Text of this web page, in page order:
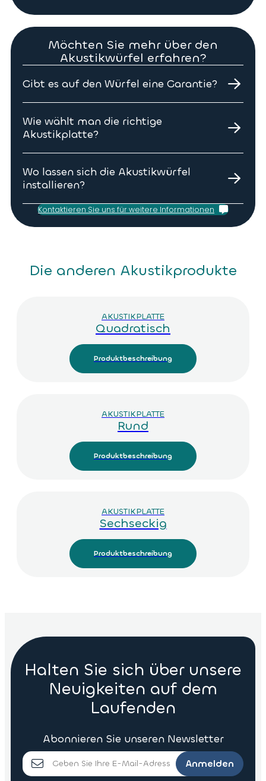
Möchten Sie mehr über den
Akustikwürfel erfahren?
Gibt es auf den Würfel eine Garantie?
Garantie.
Wie wählt man die richtige
Akustikplatte?
Ihren Räumlichkeiten und der benötigten
Schallabsorption. Auch das Befestigungssystem
betroffenen Fläche ab. Hinsichtlich der
Abmessungen wird Tempo Ihrem Pflichtenheft
nachkommen!
Wo lassen sich die Akustikwürfel
installieren?
Mit den vielfältigen Befestigungssystemen können
die Akustikwürfel an beliebiger Stelle installiert
Kontaktieren Sie uns für weitere Informationen
Die anderen Akustikprodukte
AKUSTIKPLATTE
Quadratisch
Produktbeschreibung
AKUSTIKPLATTE
Rund
Produktbeschreibung
AKUSTIKPLATTE
Sechseckig
Produktbeschreibung
Halten Sie sich über unsere
Neuigkeiten auf dem
Laufenden
Abonnieren Sie unseren Newsletter
Anmelden